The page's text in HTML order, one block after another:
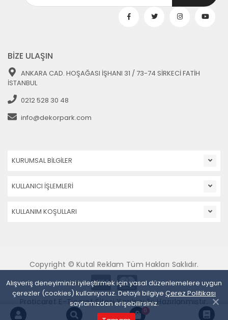
0
Alışveriş deneyiminizi iyileştirmek için yasal düzenlemelere uygun
çerezler (cookies) kullanıyoruz. Detaylı bilgiye Çerez Politikası
sayfamızdan erişebilirsiniz.
BİZE ULAŞIN
ANKARA CAD. HOŞAĞASI İŞHANI 31 / 73-74 SİRKECİ FATİH
İSTANBUL
0212 528 30 48
info@dekorpark.com
KURUMSAL BİLGİLER
KULLANICI İŞLEMLERİ
KULLANIM KOŞULLARI
Copyright © Kutal Reklam Tüm Hakları Saklıdır.
Proticaret E-Ticaret Sitesi Yazılımı İle Hazırlanmıştır.